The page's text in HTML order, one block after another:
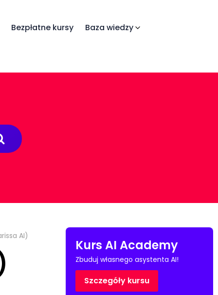
Bezpłatne kursy
Baza wiedzy
AI)
Kurs AI Academy
Zbuduj własnego asystenta AI!
Szczegóły kursu